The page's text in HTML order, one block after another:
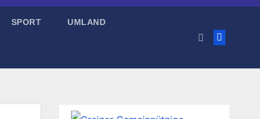
SPORT UMLAND